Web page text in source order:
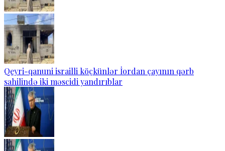
Qeyri-qanuni israilli köçkünlər İordan çayının qərb
sahilində iki məscidi yandırıblar